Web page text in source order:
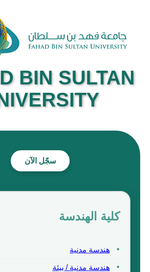
BIN SULTAN
سجّل الآن
كلية الهندسة
هندسة مدنية
هندسة مدنية / بيئة